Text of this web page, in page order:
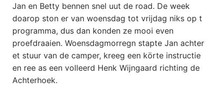
Jan en Betty bennen snel uut de road. De week
doarop ston er van woensdag tot vrijdag niks op t
programma, dus dan konden ze mooi even
proefdraaien. Woensdagmorregn stapte Jan achter
et stuur van de camper, kreeg een körte instructie
en ree as een volleerd Henk Wijngaard richting de
Achterhoek.